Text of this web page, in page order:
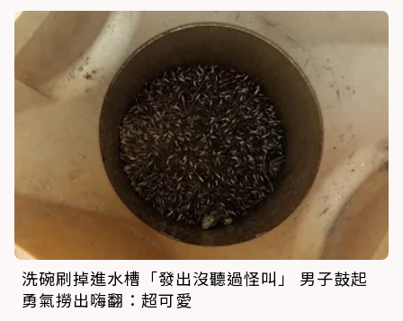
洗碗刷掉進水槽「發出沒聽過怪叫」 男子鼓起
勇氣撈出嗨翻：超可愛